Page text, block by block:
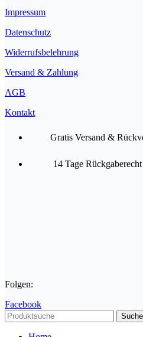
Impressum
Datenschutz
Widerrufsbelehrung
Versand & Zahlung
AGB
Kontakt
Gratis Versand &
14 Tage Rückgaberecht
Folgen:
Facebook
Suche